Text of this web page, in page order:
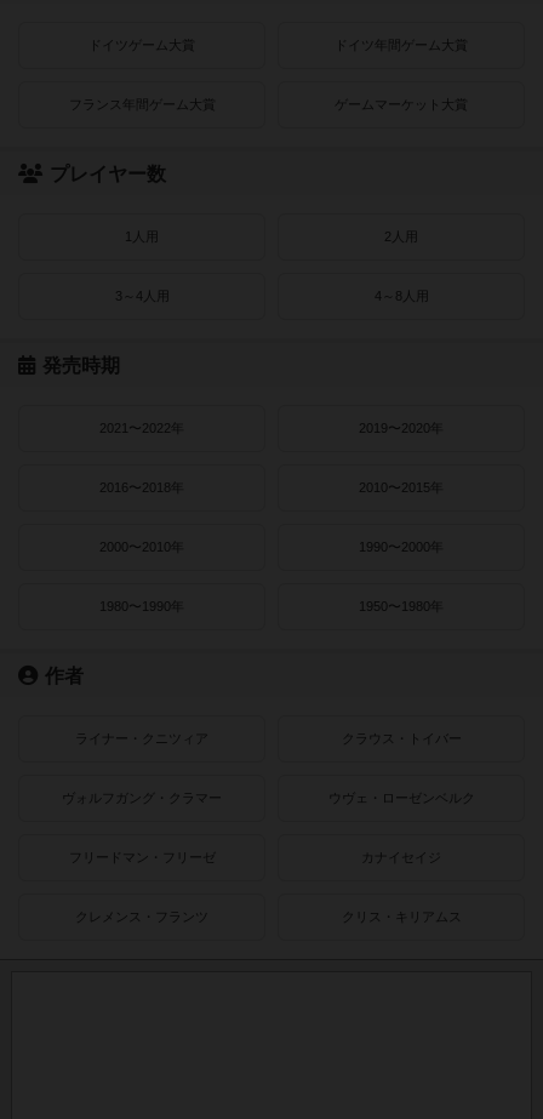
ドイツゲーム大賞 ドイツ年間ゲーム大賞
フランス年間ゲーム大賞 ゲームマーケット大賞
プレイヤー数
1人用 2人用
3～4人用 4～8人用
発売時期
2021〜2022年 2019〜2020年
2016〜2018年 2010〜2015年
2000〜2010年 1990〜2000年
1980〜1990年 1950〜1980年
作者
ライナー・クニツィア クラウス・トイバー
ヴォルフガング・クラマー ウヴェ・ローゼンベルク
フリードマン・フリーゼ カナイセイジ
クレメンス・フランツ クリス・キリアムス